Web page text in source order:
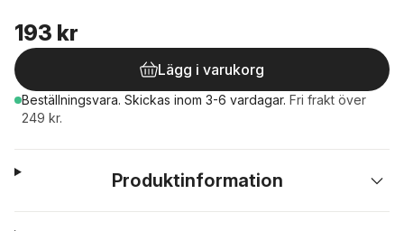
193 kr
Lägg i varukorg
Beställningsvara. Skickas inom 3-6 vardagar. Fri frakt över
249 kr.
Produktinformation